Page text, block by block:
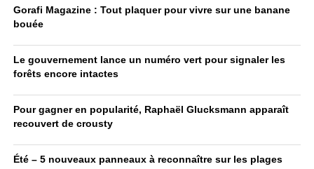
Gorafi Magazine : Tout plaquer pour vivre sur une banane
bouée
Le gouvernement lance un numéro vert pour signaler les
forêts encore intactes
Pour gagner en popularité, Raphaël Glucksmann apparaît
recouvert de crousty
Été – 5 nouveaux panneaux à reconnaître sur les plages